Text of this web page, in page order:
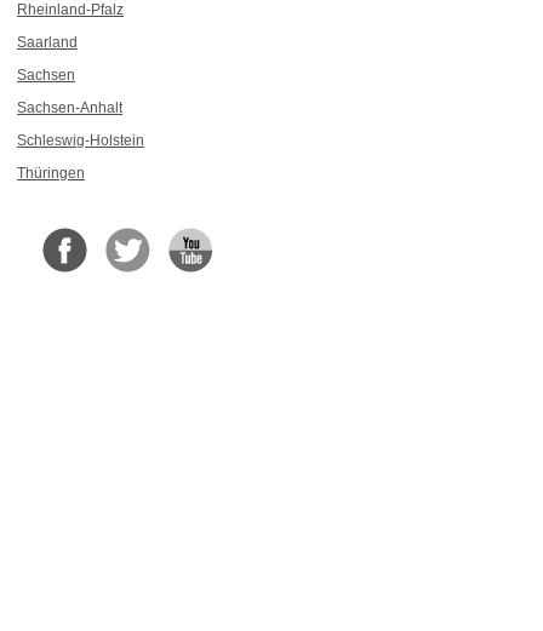
Rheinland-Pfalz
Saarland
Sachsen
Sachsen-Anhalt
Schleswig-Holstein
Thüringen